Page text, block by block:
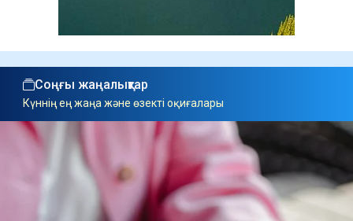
Соңғы жаңалықтар
Күннің ең жаңа және өзекті оқиғалары